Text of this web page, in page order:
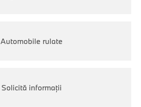
Automobile rulate
Solicită informaţii